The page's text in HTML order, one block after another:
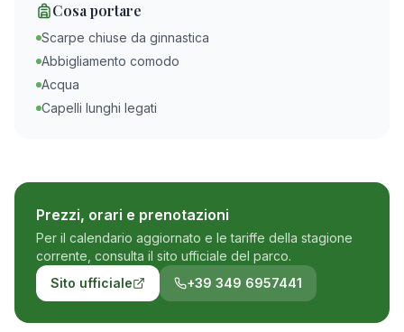
Cosa portare
Scarpe chiuse da ginnastica
Abbigliamento comodo
Acqua
Capelli lunghi legati
Prezzi, orari e prenotazioni
Per il calendario aggiornato e le tariffe della stagione
corrente, consulta il sito ufficiale del parco.
Sito ufficiale
+39 349 6957441